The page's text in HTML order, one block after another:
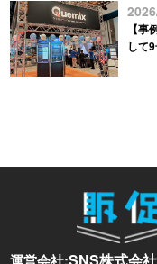
【
して
SNS株式会社